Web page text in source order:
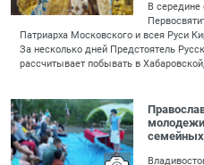
В середине
Патриарха Московского и всея Руси
За несколько дней Предстоятель
рассчитывает побывать в
молодежи